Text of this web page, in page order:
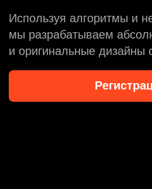
Используя алгоритмы и
мы разрабатываем
и оригинальные дизайны